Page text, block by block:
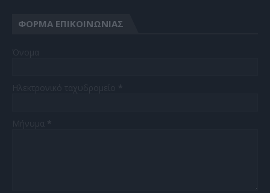
ΦΌΡΜΑ ΕΠΙΚΟΙΝΩΝΊΑΣ